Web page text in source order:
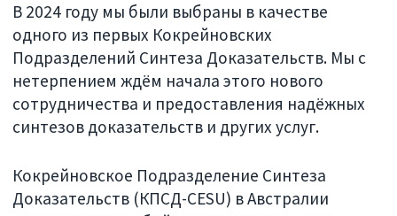
В 2024 году мы были выбраны в качестве
одного из первых Кокрейновских
Подразделений Синтеза Доказательств. Мы с
нетерпением ждём начала этого нового
сотрудничества и предоставления надёжных
синтезов доказательств и других услуг.
Кокрейновское Подразделение Синтеза
Доказательств (КПСД-CESU) в Австралии